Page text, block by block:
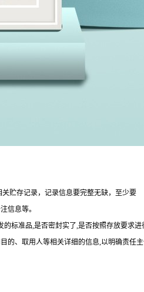
贮存记录，记录信息要完整无缺，至少要
信息等。
标准品,是否密封实了,是否按照存放要求进
的、取用人等相关详细的信息,以明确责